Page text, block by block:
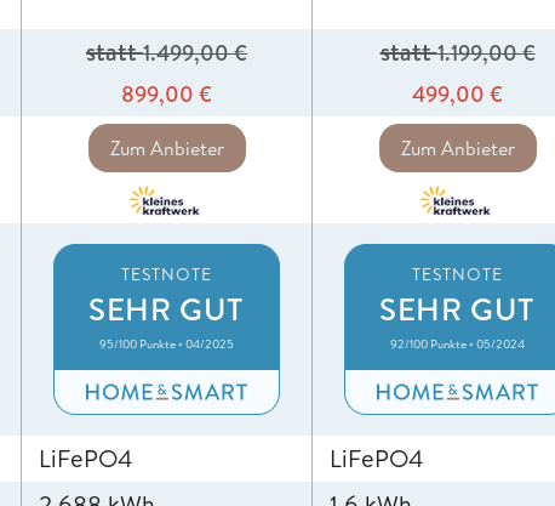
statt1.499,00€
899,00 €
statt1.199,00€
499,00 €
Zum Anbieter Zum Anbieter
TESTNOTE
SEHR GUT
95/100 Punkte • 04/2025
TESTNOTE
SEHR GUT
92/100 Punkte • 05/2024
LiFePO4
LiFePO4